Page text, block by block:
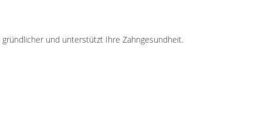
und unterstützt Ihre Zahngesundheit.